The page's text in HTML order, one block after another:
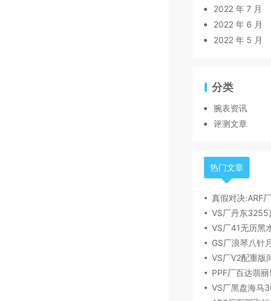
2022 年 7 月
2022 年 6 月
2022 年 5 月
分类
腕表资讯
评测文章
热门文章